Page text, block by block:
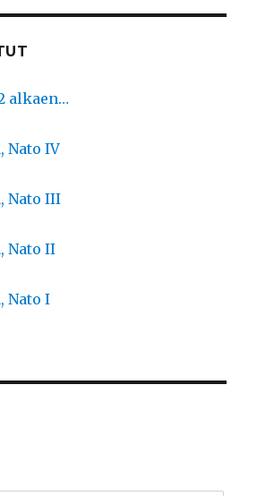
alkaen…
Nato IV
Nato III
Nato II
Nato I